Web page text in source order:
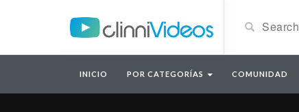
INICIO POR CATEGORÍAS COMUNIDAD